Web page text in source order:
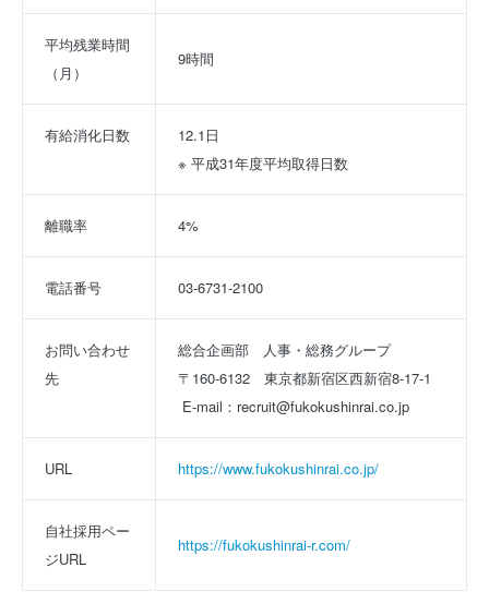
平均残業時間
（月）
9時間
有給消化日数
12.1日
※ 平成31年度平均取得日数
離職率 4%
電話番号 03-6731-2100
お問い合わせ
先
総合企画部　人事・総務グループ
〒160‐6132　東京都新宿区西新宿8-17-1
E-mail：recruit@fukokushinrai.co.jp
URL https://www.fukokushinrai.co.jp/
自社採用ペー
ジURL
https://fukokushinrai-r.com/